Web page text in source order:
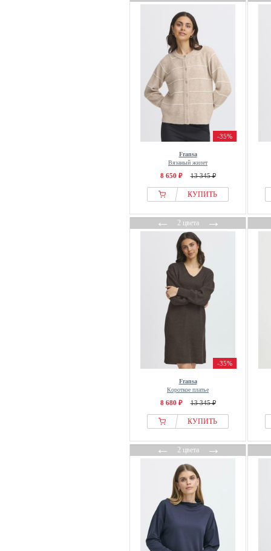
-35%
Fransa
Вязаный жилет
8 650 ₽ 13 345 ₽
КУПИТЬ
←2 цвета→
-35%
Fransa
Короткое платье
8 680 ₽ 13 345 ₽
КУПИТЬ
←2 цвета→